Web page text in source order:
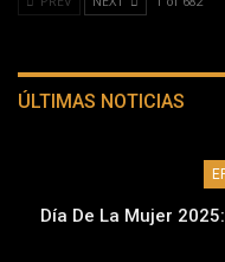
ÚLTIMAS NOTICIAS
Día De La Mujer